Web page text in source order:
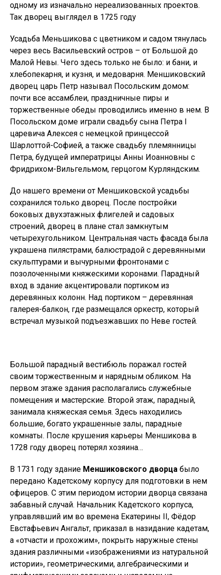
одному из изначально нереализованных проектов.
Так дворец выглядел в 1725 году
Усадьба Меньшикова с цветником и садом тянулась
через весь Васильевский остров – от Большой до
Малой Невы. Чего здесь только не было: и бани, и
хлебопекарня, и кузня, и медоварня. Меншиковский
дворец царь Петр называл Посольским домом:
почти все ассамблеи, праздничные пиры и
торжественные обеды проводились именно в нем. В
Посольском доме играли свадьбу сына Петра I
царевича Алексея с немецкой принцессой
Шарлоттой-Софией, а также свадьбу племянницы
Петра, будущей императрицы Анны Иоанновны с
Фридрихом-Вильгельмом, герцогом Курляндским.
До нашего времени от Меншиковской усадьбы
сохранился только дворец. После постройки
боковых двухэтажных флигелей и садовых
строений, дворец в плане стал замкнутым
четырехугольником. Центральная часть фасада была
украшена пилястрами, балюстрадой с деревянными
скульптурами и вычурными фронтонами с
позолоченными княжескими коронами. Парадный
вход в здание акцентировали портиком из
деревянных колонн. Над портиком – деревянная
галерея-балкон, где размещался оркестр, который
встречал музыкой подъезжавших по Неве гостей.
Большой парадный вестибюль поражал гостей
своим торжественным и нарядным обликом. На
первом этаже здания располагались служебные
помещения и мастерские. Второй этаж, парадный,
занимала княжеская семья. Здесь находились
большие, богато украшенные залы, парадные
комнаты. После крушения карьеры Меншикова в
1728 году дворец потерял хозяина…
В 1731 году здание Меншиковского дворца было
передано Кадетскому корпусу для подготовки в нем
офицеров. С этим периодом истории дворца связана
забавный случай. Начальник Кадетского корпуса,
управлявший им во времена Екатерины II, Фёдор
Евстафьевич Ангальт, приказал в назидание кадетам,
а «отчасти и прохожим», покрыть наружные стены
здания различными «изображениями из натуральной
истории», геометрическими, алгебраическими и